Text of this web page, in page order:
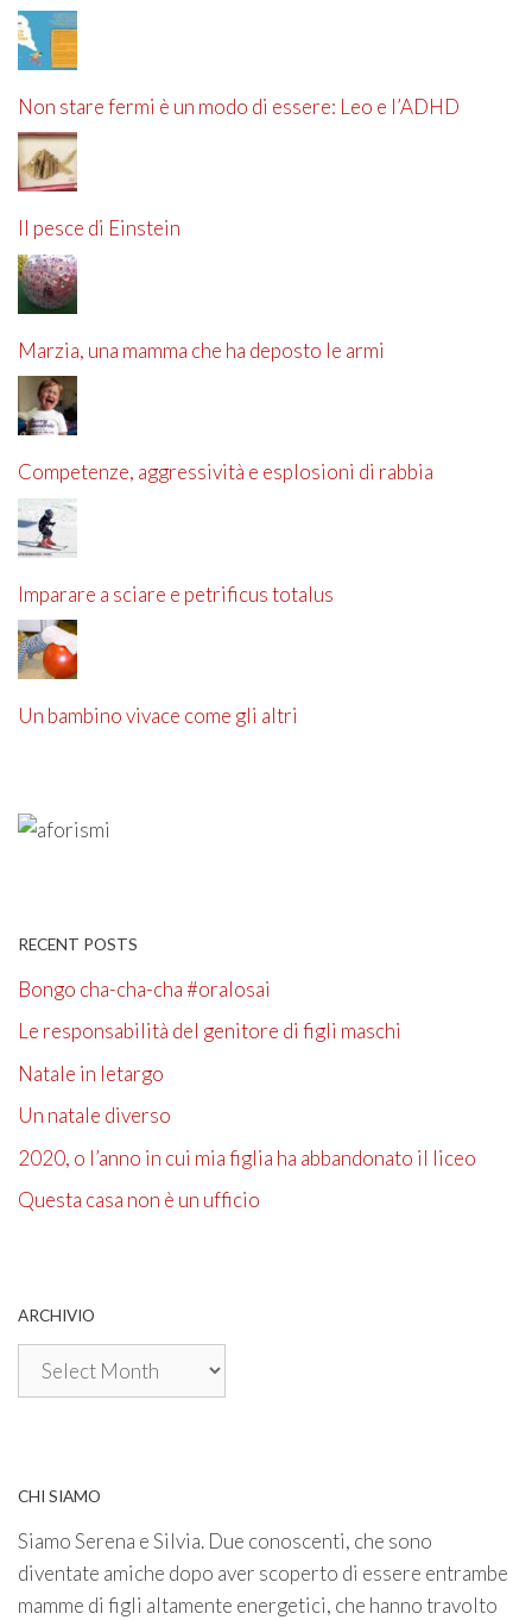
Non stare fermi è un modo di essere: Leo e l’ADHD
Il pesce di Einstein
Marzia, una mamma che ha deposto le armi
Competenze, aggressività e esplosioni di rabbia
Imparare a sciare e petrificus totalus
Un bambino vivace come gli altri
RECENT POSTS
Bongo cha-cha-cha #oralosai
Le responsabilità del genitore di figli maschi
Natale in letargo
Un natale diverso
2020, o l’anno in cui mia figlia ha abbandonato il liceo
Questa casa non è un ufficio
ARCHIVIO
Archivio
CHI SIAMO
Siamo Serena e Silvia. Due conoscenti, che sono
diventate amiche dopo aver scoperto di essere entrambe
mamme di figli altamente energetici, che hanno travolto